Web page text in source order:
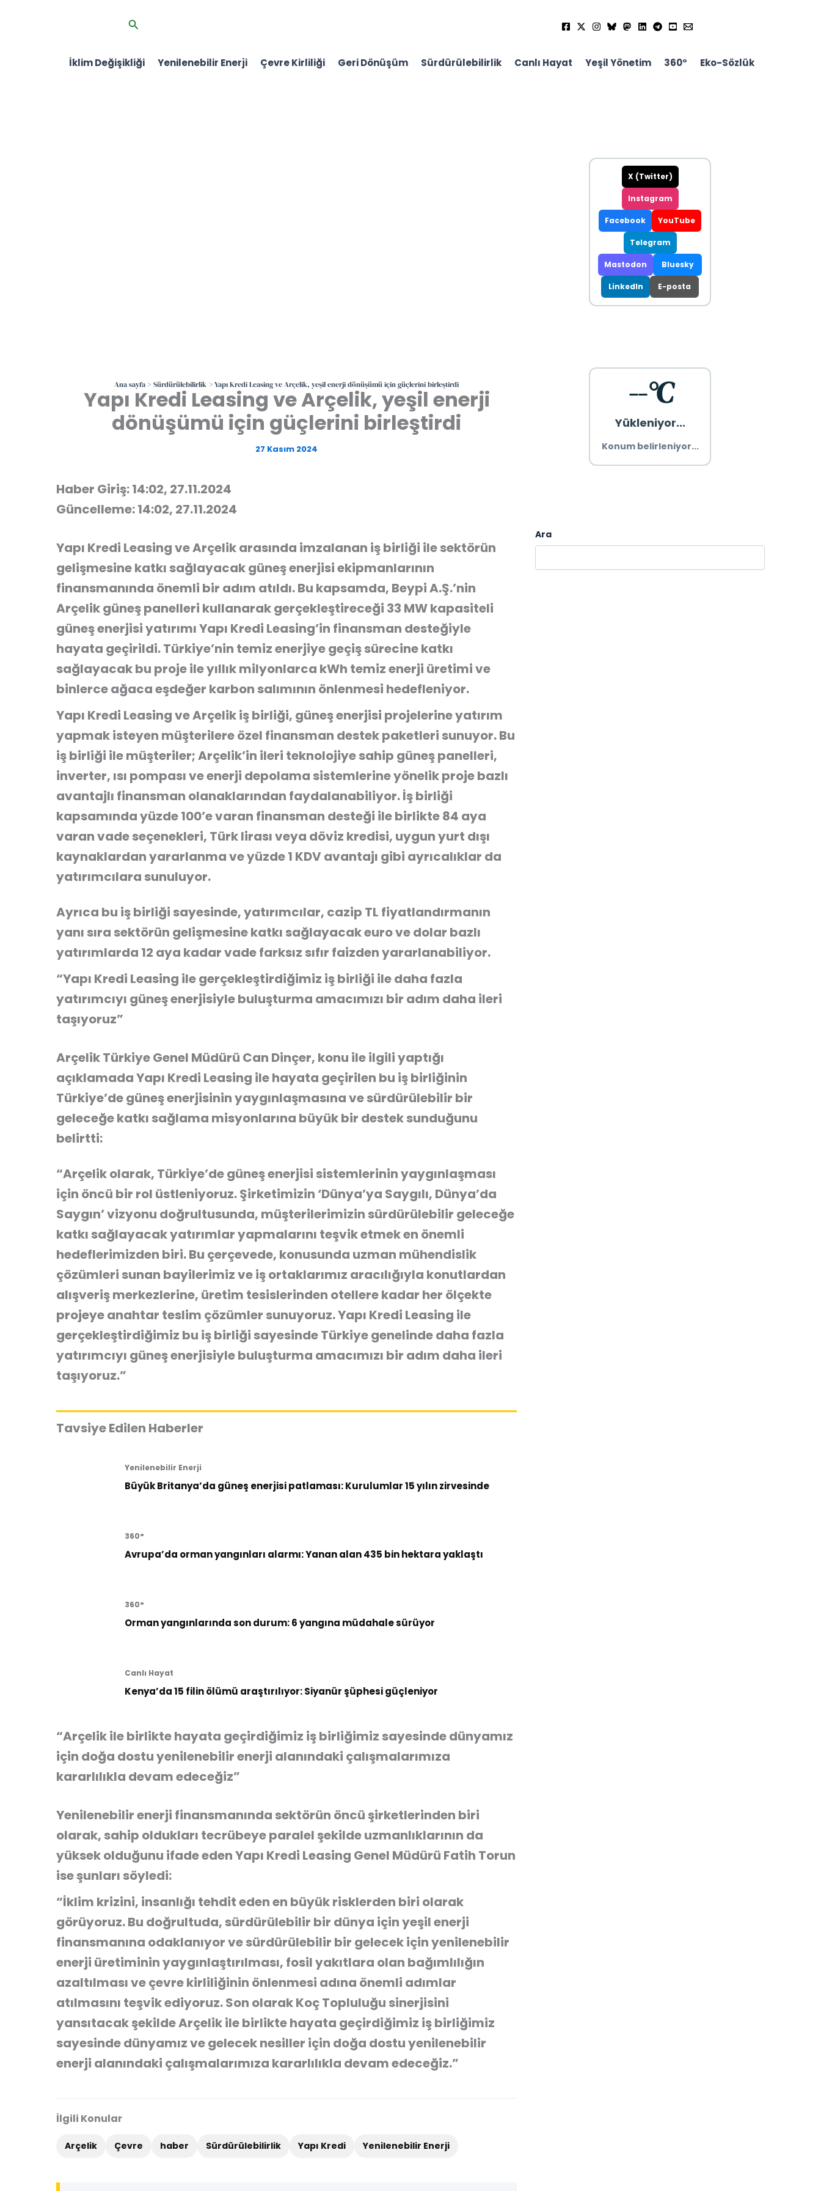
Arama
İklim Değişikliği Yenilenebilir Enerji Çevre Kirliliği Geri Dönüşüm Sürdürülebilirlik Canlı Hayat Yeşil Yönetim 360° Eko-Sözlük
Ana sayfa Sürdürülebilirlik Yapı Kredi Leasing ve Arçelik, yeşil enerji dönüşümü için güçlerini birleştirdi
Yapı Kredi Leasing ve Arçelik, yeşil enerji
dönüşümü için güçlerini birleştirdi
27 Kasım 2024
Haber Giriş: 14:02, 27.11.2024
Güncelleme: 14:02, 27.11.2024
Yapı Kredi Leasing ve Arçelik arasında imzalanan iş birliği ile sektörün
gelişmesine katkı sağlayacak güneş enerjisi ekipmanlarının
finansmanında önemli bir adım atıldı. Bu kapsamda, Beypi A.Ş.’nin
Arçelik güneş panelleri kullanarak gerçekleştireceği 33 MW kapasiteli
güneş enerjisi yatırımı Yapı Kredi Leasing’in finansman desteğiyle
hayata geçirildi. Türkiye’nin temiz enerjiye geçiş sürecine katkı
sağlayacak bu proje ile yıllık milyonlarca kWh temiz enerji üretimi ve
binlerce ağaca eşdeğer karbon salımının önlenmesi hedefleniyor.
Yapı Kredi Leasing ve Arçelik iş birliği, güneş enerjisi projelerine yatırım
yapmak isteyen müşterilere özel finansman destek paketleri sunuyor. Bu
iş birliği ile müşteriler; Arçelik’in ileri teknolojiye sahip güneş panelleri,
inverter, ısı pompası ve enerji depolama sistemlerine yönelik proje bazlı
avantajlı finansman olanaklarından faydalanabiliyor. İş birliği
kapsamında yüzde 100’e varan finansman desteği ile birlikte 84 aya
varan vade seçenekleri, Türk lirası veya döviz kredisi, uygun yurt dışı
kaynaklardan yararlanma ve yüzde 1 KDV avantajı gibi ayrıcalıklar da
yatırımcılara sunuluyor.
Ayrıca bu iş birliği sayesinde, yatırımcılar, cazip TL fiyatlandırmanın
yanı sıra sektörün gelişmesine katkı sağlayacak euro ve dolar bazlı
yatırımlarda 12 aya kadar vade farksız sıfır faizden yararlanabiliyor.
“Yapı Kredi Leasing ile gerçekleştirdiğimiz iş birliği ile daha fazla
yatırımcıyı güneş enerjisiyle buluşturma amacımızı bir adım daha ileri
taşıyoruz”
Arçelik Türkiye Genel Müdürü Can Dinçer, konu ile ilgili yaptığı
açıklamada Yapı Kredi Leasing ile hayata geçirilen bu iş birliğinin
Türkiye’de güneş enerjisinin yaygınlaşmasına ve sürdürülebilir bir
geleceğe katkı sağlama misyonlarına büyük bir destek sunduğunu
belirtti:
“Arçelik olarak, Türkiye’de güneş enerjisi sistemlerinin yaygınlaşması
için öncü bir rol üstleniyoruz. Şirketimizin ‘Dünya’ya Saygılı, Dünya’da
Saygın’ vizyonu doğrultusunda, müşterilerimizin sürdürülebilir geleceğe
katkı sağlayacak yatırımlar yapmalarını teşvik etmek en önemli
hedeflerimizden biri. Bu çerçevede, konusunda uzman mühendislik
çözümleri sunan bayilerimiz ve iş ortaklarımız aracılığıyla konutlardan
alışveriş merkezlerine, üretim tesislerinden otellere kadar her ölçekte
projeye anahtar teslim çözümler sunuyoruz. Yapı Kredi Leasing ile
gerçekleştirdiğimiz bu iş birliği sayesinde Türkiye genelinde daha fazla
yatırımcıyı güneş enerjisiyle buluşturma amacımızı bir adım daha ileri
taşıyoruz.”
Tavsiye Edilen Haberler
Yenilenebilir Enerji
Büyük Britanya’da güneş enerjisi patlaması: Kurulumlar 15 yılın zirvesinde
360°
Avrupa’da orman yangınları alarmı: Yanan alan 435 bin hektara yaklaştı
360°
Orman yangınlarında son durum: 6 yangına müdahale sürüyor
Canlı Hayat
Kenya’da 15 filin ölümü araştırılıyor: Siyanür şüphesi güçleniyor
“Arçelik ile birlikte hayata geçirdiğimiz iş birliğimiz sayesinde dünyamız
için doğa dostu yenilenebilir enerji alanındaki çalışmalarımıza
kararlılıkla devam edeceğiz”
Yenilenebilir enerji finansmanında sektörün öncü şirketlerinden biri
olarak, sahip oldukları tecrübeye paralel şekilde uzmanlıklarının da
yüksek olduğunu ifade eden Yapı Kredi Leasing Genel Müdürü Fatih Torun
ise şunları söyledi:
“İklim krizini, insanlığı tehdit eden en büyük risklerden biri olarak
görüyoruz. Bu doğrultuda, sürdürülebilir bir dünya için yeşil enerji
finansmanına odaklanıyor ve sürdürülebilir bir gelecek için yenilenebilir
enerji üretiminin yaygınlaştırılması, fosil yakıtlara olan bağımlılığın
azaltılması ve çevre kirliliğinin önlenmesi adına önemli adımlar
atılmasını teşvik ediyoruz. Son olarak Koç Topluluğu sinerjisini
yansıtacak şekilde Arçelik ile birlikte hayata geçirdiğimiz iş birliğimiz
sayesinde dünyamız ve gelecek nesiller için doğa dostu yenilenebilir
enerji alanındaki çalışmalarımıza kararlılıkla devam edeceğiz.”
İlgili Konular
Arçelik Çevre haber Sürdürülebilirlik Yapı Kredi Yenilenebilir Enerji
X (Twitter)
Instagram
Facebook YouTube
Telegram
Mastodon Bluesky
LinkedIn E-posta
--°C
Yükleniyor...
Konum belirleniyor...
Ara